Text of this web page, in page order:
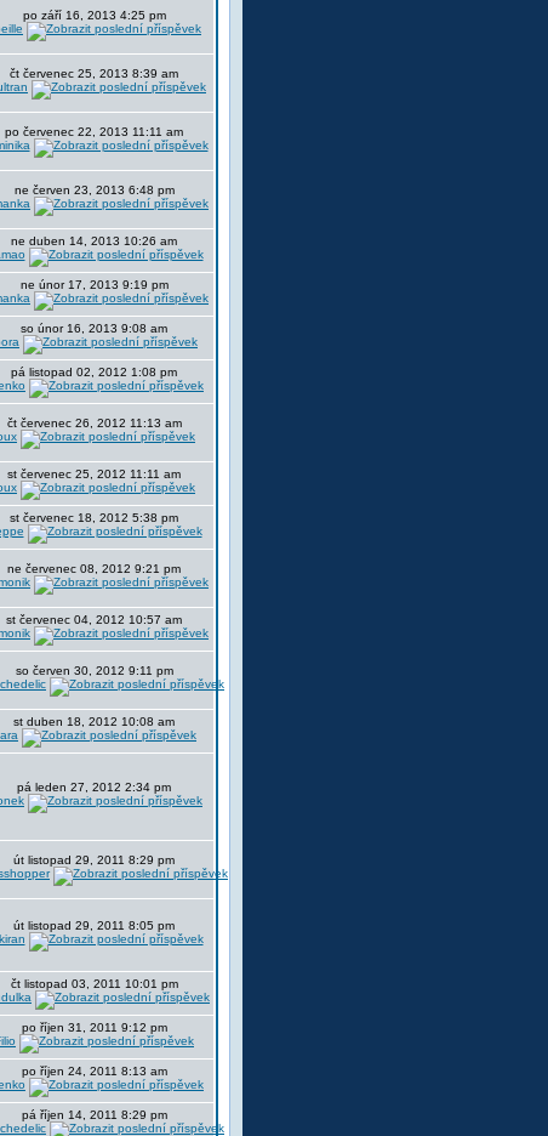
po září 16, 2013 4:25 pm
čt červenec 25, 2013 8:39 am
po červenec 22, 2013 11:11 am
ne červen 23, 2013 6:48 pm
ne duben 14, 2013 10:26 am
ne únor 17, 2013 9:19 pm
so únor 16, 2013 9:08 am
pá listopad 02, 2012 1:08 pm
čt červenec 26, 2012 11:13 am
st červenec 25, 2012 11:11 am
st červenec 18, 2012 5:38 pm
ne červenec 08, 2012 9:21 pm
st červenec 04, 2012 10:57 am
so červen 30, 2012 9:11 pm
st duben 18, 2012 10:08 am
pá leden 27, 2012 2:34 pm
út listopad 29, 2011 8:29 pm
út listopad 29, 2011 8:05 pm
čt listopad 03, 2011 10:01 pm
po říjen 31, 2011 9:12 pm
po říjen 24, 2011 8:13 am
pá říjen 14, 2011 8:29 pm